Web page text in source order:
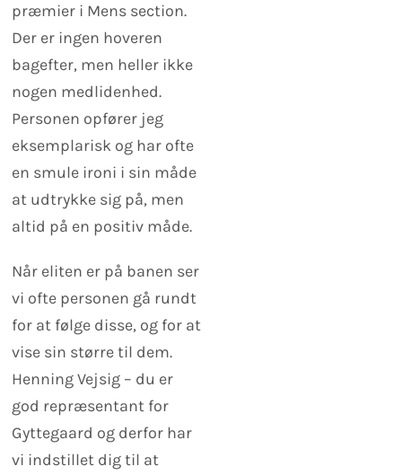
præmier i Mens section.
Der er ingen hoveren
bagefter, men heller ikke
nogen medlidenhed.
Personen opfører jeg
eksemplarisk og har ofte
en smule ironi i sin måde
at udtrykke sig på, men
altid på en positiv måde.
Når eliten er på banen ser
vi ofte personen gå rundt
for at følge disse, og for at
vise sin større til dem.
Henning Vejsig – du er
god repræsentant for
Gyttegaard og derfor har
vi indstillet dig til at